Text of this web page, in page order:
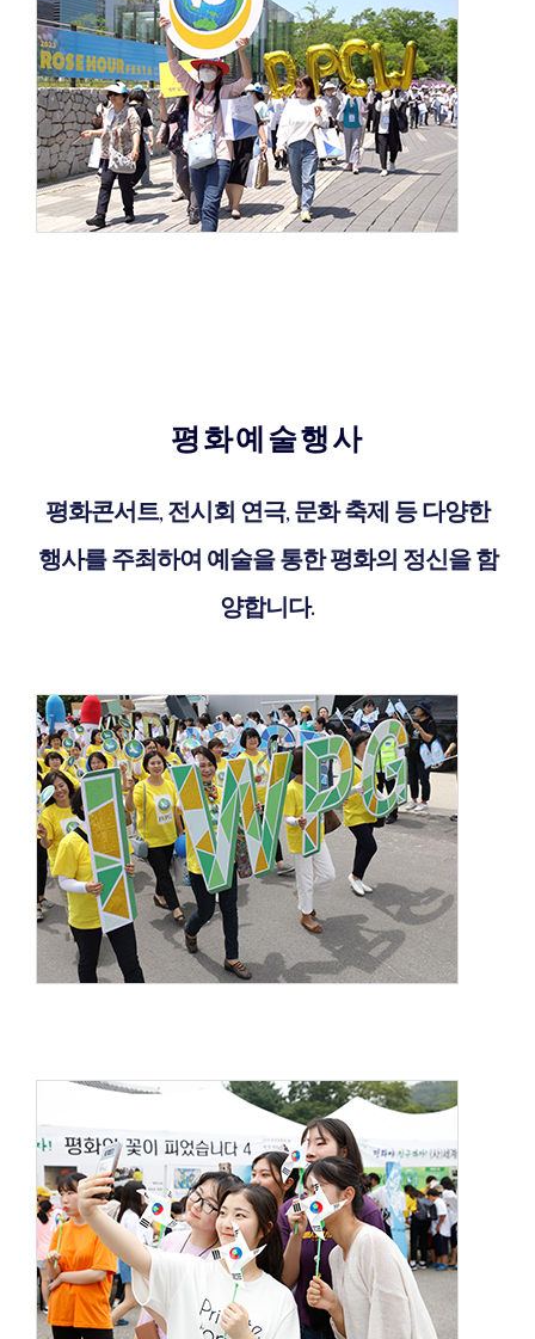
평화예술행사
평화콘서트, 전시회 연극, 문화 축제 등 다양한
행사를 주최하여 예술을 통한 평화의 정신을 함
양합니다.